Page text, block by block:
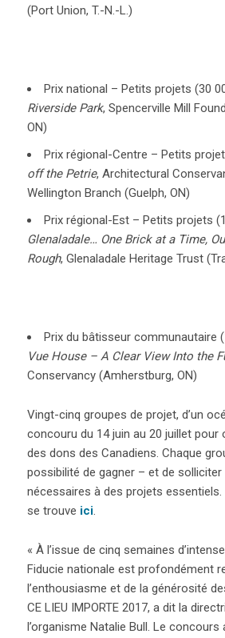
(Port Union, T.-N.-L.)
Prix national – Petits projets (30
Riverside Park, Spencerville Mill
ON)
Prix régional-Centre – Petits
off the Petrie, Architectural
Wellington Branch (Guelph, ON)
Prix régional-Est – Petits projets
Glenaladale… One Brick at a Time,
Rough, Glenaladale Heritage Trust
Prix du bâtisseur communautaire
Vue House – A Clear View Into the
Conservancy (Amherstburg, ON)
Vingt-cinq groupes de projet, d’un
concouru du 14 juin au 20 juillet
des dons des Canadiens. Chaque
possibilité de gagner – et de
nécessaires à des projets
se trouve ici.
« À l’issue de cinq semaines
Fiducie nationale est profondément
l’enthousiasme et de la générosité
CE LIEU IMPORTE 2017, a dit la
l’organisme Natalie Bull. Le concours